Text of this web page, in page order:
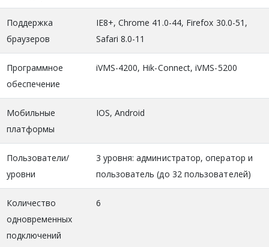
Поддержка
браузеров
IE8+, Chrome 41.0-44, Firefox 30.0-51,
Safari 8.0-11
Программное
обеспечение
iVMS-4200, Hik-Connect, iVMS-5200
Мобильные
платформы
IOS, Android
Пользователи/
уровни
3 уровня: администратор, оператор и
пользователь (до 32 пользователей)
Количество
одновременных
подключений
6